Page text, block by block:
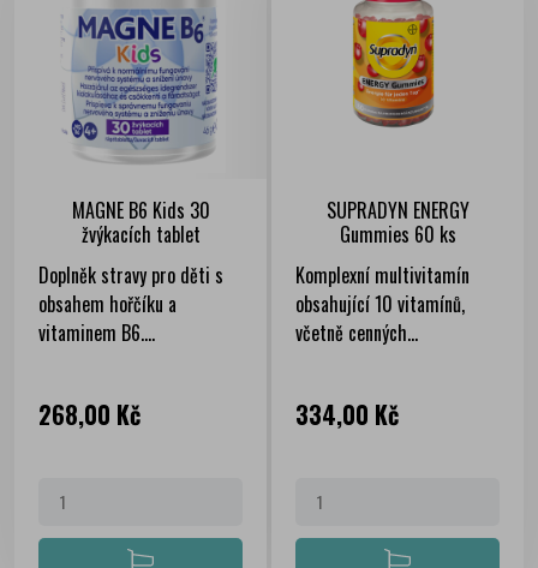
MAGNE B6 Kids 30
žvýkacích tablet
Doplněk stravy pro děti s
obsahem hořčíku a
vitaminem B6....
Cena
268,00 Kč
SUPRADYN ENERGY
Gummies 60 ks
Komplexní multivitamín
obsahující 10 vitamínů,
včetně cenných...
Cena
334,00 Kč